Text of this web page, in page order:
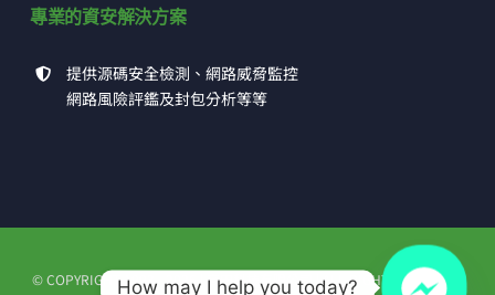
專業的資安解決方案
提供源碼安全檢測、網路威脅監控
網路風險評鑑及封包分析等等
© COPYRIGHT 1993 - 2026 | 高田科技有限公司 | ALL RIGHTS RESERVED
How may I help you today?